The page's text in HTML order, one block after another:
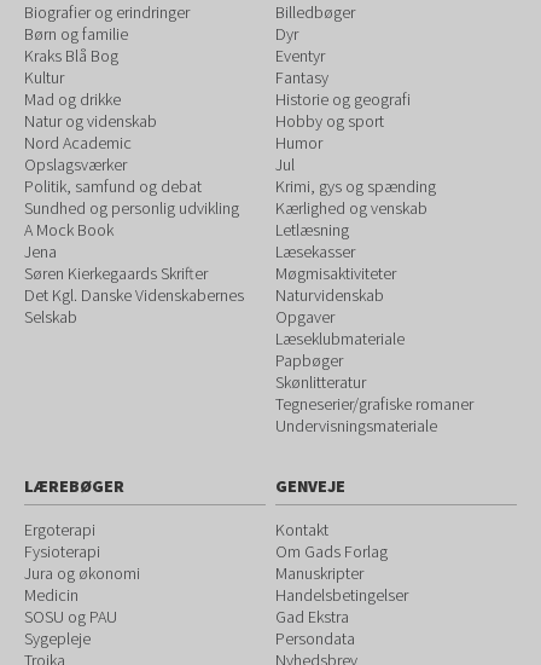
Biografier og erindringer
Børn og familie
Kraks Blå Bog
Kultur
Mad og drikke
Natur og videnskab
Nord Academic
Opslagsværker
Politik, samfund og debat
Sundhed og personlig udvikling
A Mock Book
Jena
Søren Kierkegaards Skrifter
Det Kgl. Danske Videnskabernes
Selskab
Billedbøger
Dyr
Eventyr
Fantasy
Historie og geografi
Hobby og sport
Humor
Jul
Krimi, gys og spænding
Kærlighed og venskab
Letlæsning
Læsekasser
Møgmisaktiviteter
Naturvidenskab
Opgaver
Læseklubmateriale
Papbøger
Skønlitteratur
Tegneserier/grafiske romaner
Undervisningsmateriale
LÆREBØGER
Ergoterapi
Fysioterapi
Jura og økonomi
Medicin
SOSU og PAU
Sygepleje
Trojka
GENVEJE
Kontakt
Om Gads Forlag
Manuskripter
Handelsbetingelser
Gad Ekstra
Persondata
Nyhedsbrev